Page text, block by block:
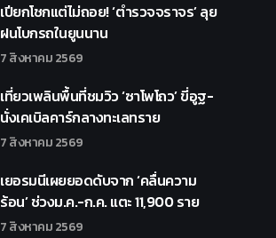
เปียกโชกแต่ไม่ถอย! ‘ตำรวจจราจร’ ลุย
ฝนโบกรถในยูนนาน
7 สิงหาคม 2569
เที่ยวเพลินพื้นที่ชมวิว ‘ซาโพโถว’ ขี่อูฐ-
นั่งเคเบิลคาร์กลางทะเลทราย
7 สิงหาคม 2569
เยอรมนีเผยยอดดับจาก ‘คลื่นความ
ร้อน’ ช่วงม.ค.-ก.ค. แตะ 11,900 ราย
7 สิงหาคม 2569